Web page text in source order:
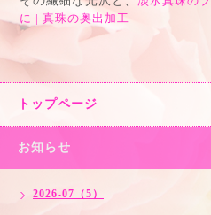
に | 真珠の奥出加工
トップページ
お知らせ
2026-07（5）